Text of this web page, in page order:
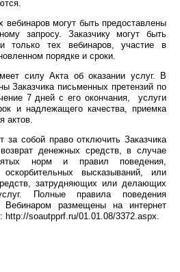
могут быть предоставлены
запросу. Заказчику могут быть
только тех вебинаров, участие в
порядке и сроки.
силу Акта об оказании услуг. В
Заказчика письменных претензий по
7 дней с его окончания, услуги
и надлежащего качества, приемка
актов.
за собой право отключить Заказчика
денежных средств, в случае
норм и правил поведения,
высказываний, или
затрудняющих или делающих
Полные правила поведения
размещены на интернет
http://soautpprf.ru/01.01.08/3372.aspx.